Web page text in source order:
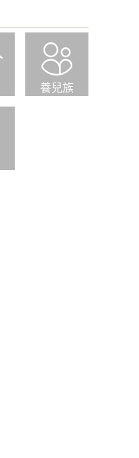
養兒族